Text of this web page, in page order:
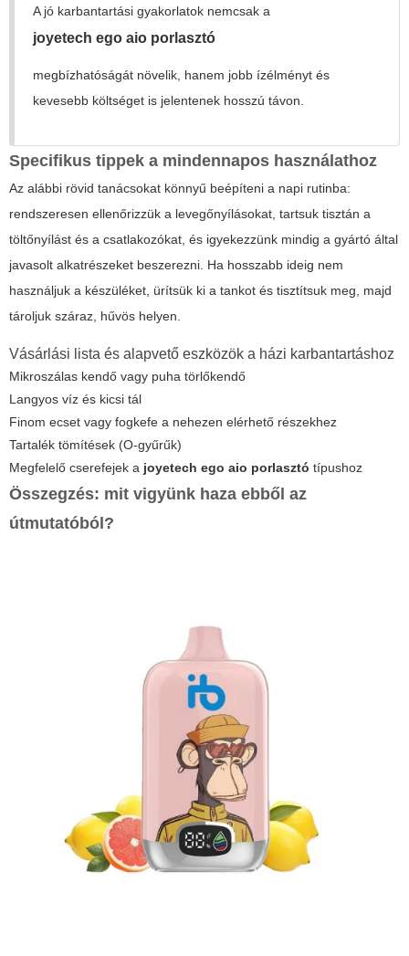
A jó karbantartási gyakorlatok nemcsak a
joyetech ego aio porlasztó
megbízhatóságát növelik, hanem jobb ízélményt és
kevesebb költséget is jelentenek hosszú távon.
Specifikus tippek a mindennapos használathoz
Az alábbi rövid tanácsokat könnyű beépíteni a napi rutinba:
rendszeresen ellenőrizzük a levegőnyílásokat, tartsuk tisztán a
töltőnyílást és a csatlakozókat, és igyekezzünk mindig a gyártó által
javasolt alkatrészeket beszerezni. Ha hosszabb ideig nem
használjuk a készüléket, ürítsük ki a tankot és tisztítsuk meg, majd
tároljuk száraz, hűvös helyen.
Vásárlási lista és alapvető eszközök a házi karbantartáshoz
Mikroszálas kendő vagy puha törlőkendő
Langyos víz és kicsi tál
Finom ecset vagy fogkefe a nehezen elérhető részekhez
Tartalék tömítések (O-gyűrűk)
Megfelelő cserefejek a joyetech ego aio porlasztó típushoz
Összegzés: mit vigyünk haza ebből az
útmutatóból?